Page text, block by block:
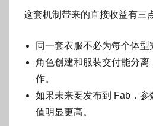
这套机制带来的直接收益有三
同一套衣服不必为每个体型
角色创建和服装交付能分离
作。
如果未来要发布到 Fab，参
值明显更高。